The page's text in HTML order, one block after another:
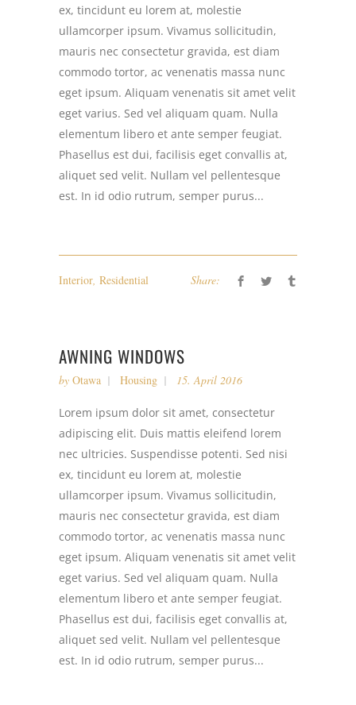
ex, tincidunt eu lorem at, molestie
ullamcorper ipsum. Vivamus sollicitudin,
mauris nec consectetur gravida, est diam
commodo tortor, ac venenatis massa nunc
eget ipsum. Aliquam venenatis sit amet velit
eget varius. Sed vel aliquam quam. Nulla
elementum libero et ante semper feugiat.
Phasellus est dui, facilisis eget convallis at,
aliquet sed velit. Nullam vel pellentesque
est. In id odio rutrum, semper purus...
Interior, Residential Share:
AWNING WINDOWS
by Otawa Housing 15. April 2016
Lorem ipsum dolor sit amet, consectetur
adipiscing elit. Duis mattis eleifend lorem
nec ultricies. Suspendisse potenti. Sed nisi
ex, tincidunt eu lorem at, molestie
ullamcorper ipsum. Vivamus sollicitudin,
mauris nec consectetur gravida, est diam
commodo tortor, ac venenatis massa nunc
eget ipsum. Aliquam venenatis sit amet velit
eget varius. Sed vel aliquam quam. Nulla
elementum libero et ante semper feugiat.
Phasellus est dui, facilisis eget convallis at,
aliquet sed velit. Nullam vel pellentesque
est. In id odio rutrum, semper purus...